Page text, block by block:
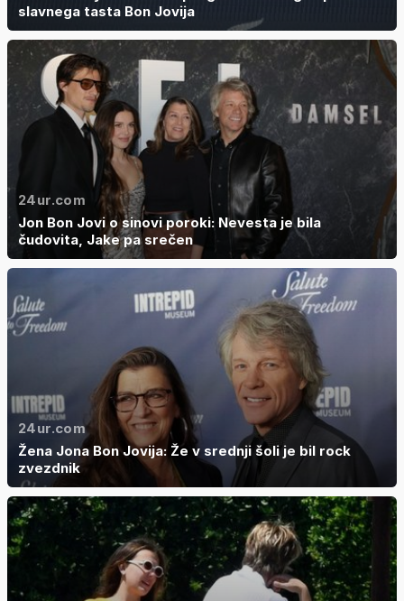
slavnega tasta Bon Jovija
24ur.com
Jon Bon Jovi o sinovi poroki: Nevesta je bila
čudovita, Jake pa srečen
24ur.com
Žena Jona Bon Jovija: Že v srednji šoli je bil rock
zvezdnik